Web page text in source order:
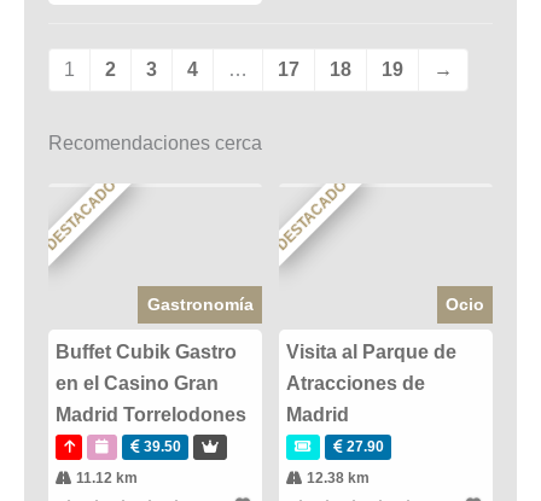
1 2 3 4 … 17 18 19 →
Recomendaciones cerca
DESTACADO
Gastronomía
Buffet Cubik Gastro
en el Casino Gran
Madrid Torrelodones
39.50
11.12 km
DESTACADO
Ocio
Visita al Parque de
Atracciones de
Madrid
27.90
12.38 km